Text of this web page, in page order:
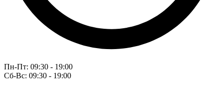
Пн-Пт: 09:30 - 19:00
Сб-Вс: 09:30 - 19:00